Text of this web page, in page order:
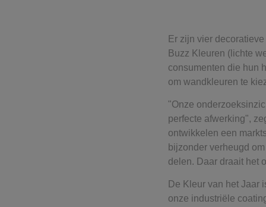
Er zijn vier
Buzz Kleuren (lichte
consumenten die hun
om wandkleuren te
"Onze
perfecte afwerking",
ontwikkelen een
bijzonder verheugd
delen. Daar draait het
De Kleur van het Jaar
onze industriële